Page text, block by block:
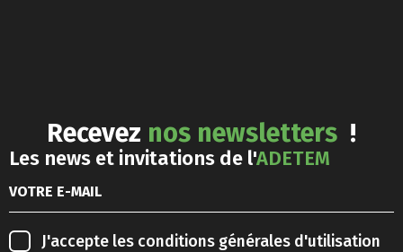
Recevez nos newsletters !
Les news et invitations de l'ADETEM
J'accepte les conditions générales d'utilisation